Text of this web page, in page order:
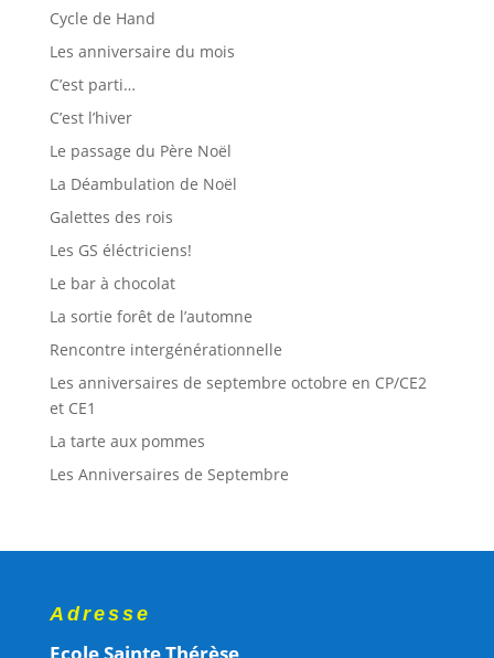
Cycle de Hand
Les anniversaire du mois
C’est parti…
C’est l’hiver
Le passage du Père Noël
La Déambulation de Noël
Galettes des rois
Les GS éléctriciens!
Le bar à chocolat
La sortie forêt de l’automne
Rencontre intergénérationnelle
Les anniversaires de septembre octobre en CP/CE2
et CE1
La tarte aux pommes
Les Anniversaires de Septembre
Adresse
Ecole Sainte Thérèse